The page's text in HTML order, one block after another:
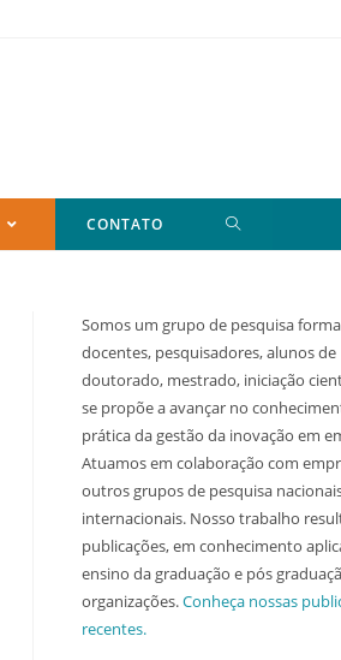
CONTATO
Somos um grupo de pesquisa
docentes, pesquisadores, alunos de
doutorado, mestrado, iniciação
se propõe a avançar no
prática da gestão da inovação em
Atuamos em colaboração com
outros grupos de pesquisa
internacionais. Nosso trabalho
publicações, em conhecimento
ensino da graduação e pós
organizações.Conheça nossas
recentes.